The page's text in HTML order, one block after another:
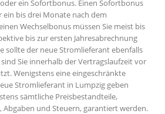
ein Sofortbonus. Einen Sofortbonus
bis drei Monate nach dem
Wechselbonus müssen Sie meist bis
bis zur ersten Jahresabrechnung
sollte der neue Stromlieferant ebenfalls
Sie innerhalb der Vertragslaufzeit vor
Wenigstens eine eingeschränkte
Stromlieferant in Lumpzig geben
sämtliche Preisbestandteile,
Abgaben und Steuern, garantiert werden.